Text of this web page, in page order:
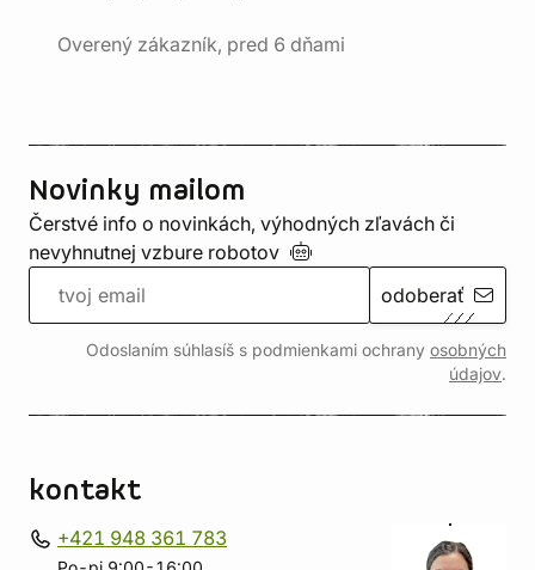
Overený zákazník, pred 6 dňami
Novinky mailom
Čerstvé info o novinkách, výhodných zľavách či
nevyhnutnej vzbure robotov
odoberať
Odoslaním súhlasíš s podmienkami ochrany osobných
údajov.
kontakt
+421 948 361 783